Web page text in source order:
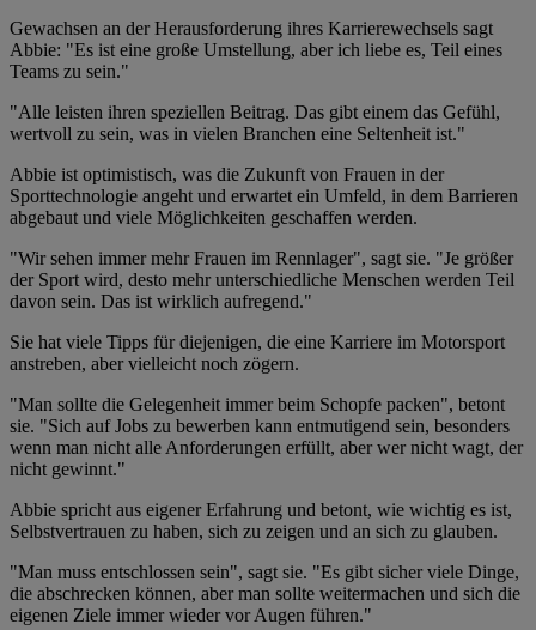
Gewachsen an der Herausforderung ihres Karrierewechsels sagt
Abbie: "Es ist eine große Umstellung, aber ich liebe es, Teil eines
Teams zu sein."
"Alle leisten ihren speziellen Beitrag. Das gibt einem das Gefühl,
wertvoll zu sein, was in vielen Branchen eine Seltenheit ist."
Abbie ist optimistisch, was die Zukunft von Frauen in der
Sporttechnologie angeht und erwartet ein Umfeld, in dem Barrieren
abgebaut und viele Möglichkeiten geschaffen werden.
"Wir sehen immer mehr Frauen im Rennlager", sagt sie. "Je größer
der Sport wird, desto mehr unterschiedliche Menschen werden Teil
davon sein. Das ist wirklich aufregend."
Sie hat viele Tipps für diejenigen, die eine Karriere im Motorsport
anstreben, aber vielleicht noch zögern.
"Man sollte die Gelegenheit immer beim Schopfe packen", betont
sie. "Sich auf Jobs zu bewerben kann entmutigend sein, besonders
wenn man nicht alle Anforderungen erfüllt, aber wer nicht wagt, der
nicht gewinnt."
Abbie spricht aus eigener Erfahrung und betont, wie wichtig es ist,
Selbstvertrauen zu haben, sich zu zeigen und an sich zu glauben.
"Man muss entschlossen sein", sagt sie. "Es gibt sicher viele Dinge,
die abschrecken können, aber man sollte weitermachen und sich die
eigenen Ziele immer wieder vor Augen führen."